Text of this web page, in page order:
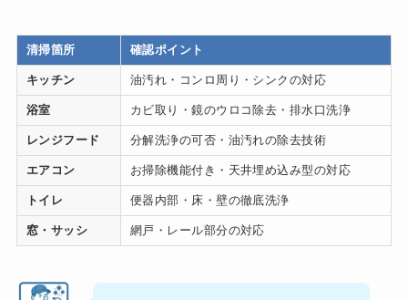
清掃箇所 確認ポイント
キッチン 油汚れ・コンロ周り・シンクの対応
浴室 カビ取り・鏡のウロコ除去・排水口洗浄
レンジフード 分解洗浄の可否・油汚れの除去技術
エアコン お掃除機能付き・天井埋め込み型の対応
トイレ 便器内部・床・壁の徹底洗浄
窓・サッシ 網戸・レール部分の対応